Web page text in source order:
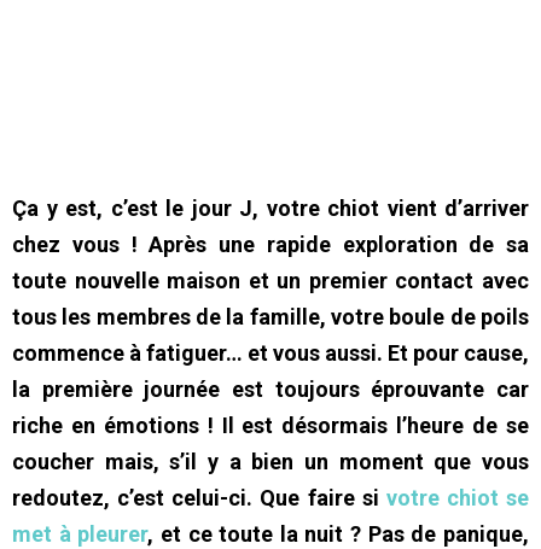
Ça y est, c’est le jour J, votre chiot vient d’arriver
chez vous ! Après une rapide exploration de sa
toute nouvelle maison et un premier contact avec
tous les membres de la famille, votre boule de poils
commence à fatiguer… et vous aussi. Et pour cause,
la première journée est toujours éprouvante car
riche en émotions ! Il est désormais l’heure de se
coucher mais, s’il y a bien un moment que vous
redoutez, c’est celui-ci. Que faire si votre chiot se
met à pleurer, et ce toute la nuit ? Pas de panique,